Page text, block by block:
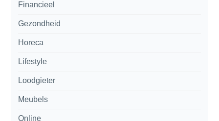
Financieel
Gezondheid
Horeca
Lifestyle
Loodgieter
Meubels
Online